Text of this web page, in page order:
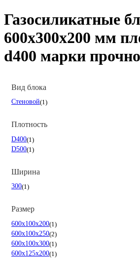
Газосиликатные
600х300х200 мм
d400 марки
Вид блока
Стеновой 1
Плотность
D400 1
D500 1
Ширина
300 1
Размер
600х100х200 1
600х100х250 2
600х100х300 1
600х125х200 1